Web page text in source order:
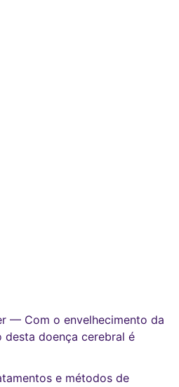
— Com o envelhecimento da
desta doença cerebral é
e métodos de